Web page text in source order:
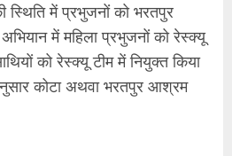
स्थिति में प्रभुजनों को भरतपुर
में महिला प्रभुजनों को रेस्क्यू
को रेस्क्यू टीम में नियुक्त किया
कोटा अथवा भरतपुर आश्रम